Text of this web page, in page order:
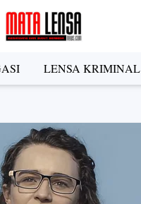
LENSA KRIMINAL